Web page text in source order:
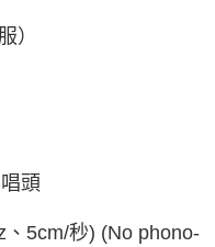
）
頭
、 5cm/秒) (No phono-